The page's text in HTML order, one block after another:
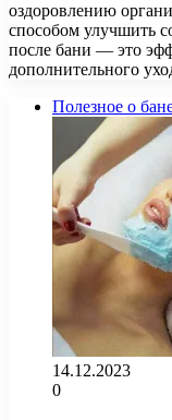
оздоровлению
способом улучшить
после бани — это
дополнительного
Полезное о
14.12.2023
0